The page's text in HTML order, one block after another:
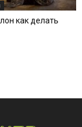
как делать